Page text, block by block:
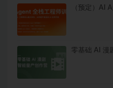
（预定）AI
零基础 AI 漫